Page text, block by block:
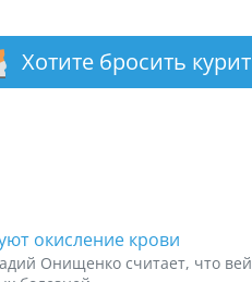
Хотите бросить
окисление крови
Онищенко считает, что